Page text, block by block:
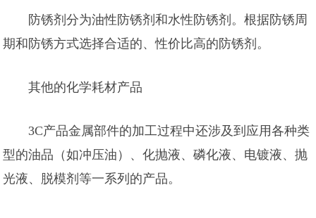
防锈剂分为油性防锈剂和水性防锈剂。根据防锈周
期和防锈方式选择合适的、性价比高的防锈剂。
其他的化学耗材产品
3C产品金属部件的加工过程中还涉及到应用各种类
型的油品（如冲压油）、化抛液、磷化液、电镀液、抛
光液、脱模剂等一系列的产品。